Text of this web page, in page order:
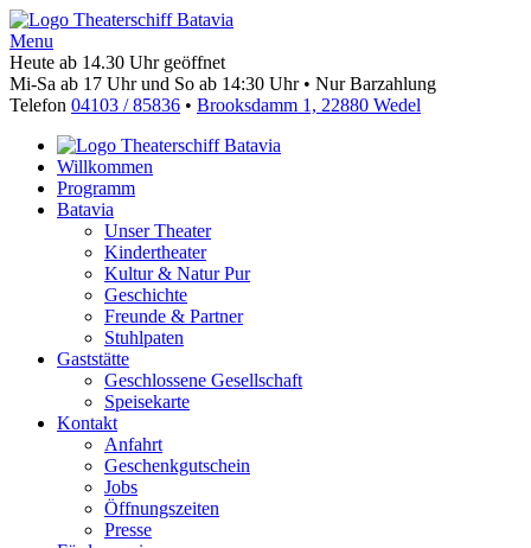
Menu
Heute ab 14.30 Uhr geöffnet
Mi-Sa ab 17 Uhr und So ab 14:30 Uhr • Nur Barzahlung
Telefon 04103 / 85836 • Brooksdamm 1, 22880 Wedel
Willkommen
Programm
Batavia
Unser Theater
Kindertheater
Kultur & Natur Pur
Geschichte
Freunde & Partner
Stuhlpaten
Gaststätte
Geschlossene Gesellschaft
Speisekarte
Kontakt
Anfahrt
Geschenkgutschein
Jobs
Öffnungszeiten
Presse